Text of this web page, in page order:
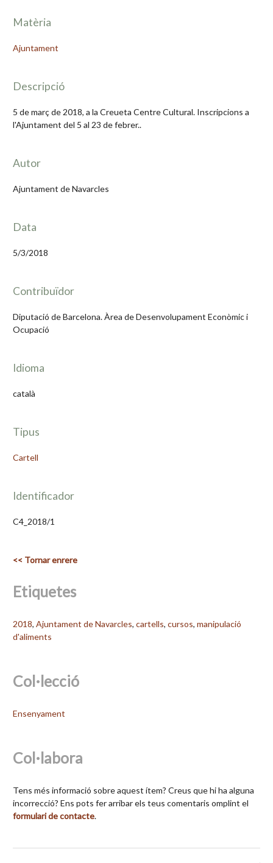
Matèria
Ajuntament
Descripció
5 de març de 2018, a la Creueta Centre Cultural. Inscripcions a
l'Ajuntament del 5 al 23 de febrer..
Autor
Ajuntament de Navarcles
Data
5/3/2018
Contribuïdor
Diputació de Barcelona. Àrea de Desenvolupament Econòmic i
Ocupació
Idioma
català
Tipus
Cartell
Identificador
C4_2018/1
<< Tornar enrere
Etiquetes
2018, Ajuntament de Navarcles, cartells, cursos, manipulació
d'aliments
Col·lecció
Ensenyament
Col·labora
Tens més informació sobre aquest ítem? Creus que hi ha alguna
incorrecció? Ens pots fer arribar els teus comentaris omplint el
formulari de contacte.